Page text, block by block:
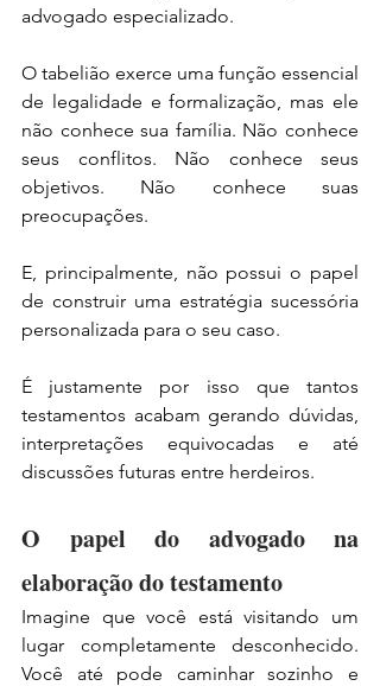
advogado especializado.
O tabelião exerce uma função essencial
de legalidade e formalização, mas ele
não conhece sua família. Não conhece
seus conflitos. Não conhece seus
objetivos. Não conhece suas
preocupações.
E, principalmente, não possui o papel
de construir uma estratégia sucessória
personalizada para o seu caso.
É justamente por isso que tantos
testamentos acabam gerando dúvidas,
interpretações equivocadas e até
discussões futuras entre herdeiros.
O papel do advogado na
elaboração do testamento
Imagine que você está visitando um
lugar completamente desconhecido.
Você até pode caminhar sozinho e